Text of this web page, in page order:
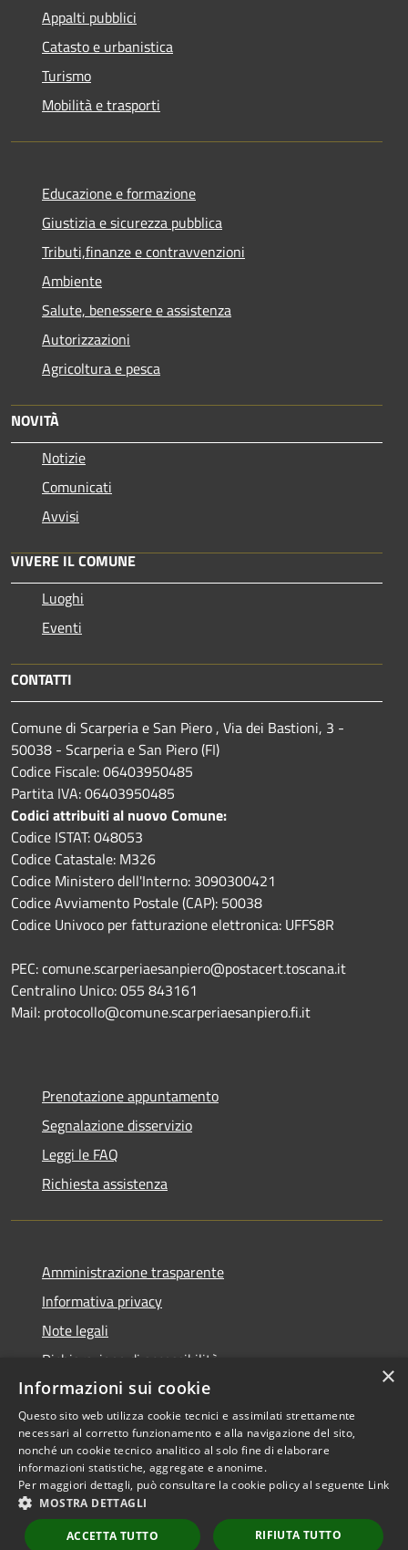
Appalti pubblici
Catasto e urbanistica
Turismo
Mobilità e trasporti
Educazione e formazione
Giustizia e sicurezza pubblica
Tributi,finanze e contravvenzioni
Ambiente
Salute, benessere e assistenza
Autorizzazioni
Agricoltura e pesca
NOVITÀ
Notizie
Comunicati
Avvisi
VIVERE IL COMUNE
Luoghi
Eventi
CONTATTI
Comune di Scarperia e San Piero , Via dei Bastioni, 3 -
50038 - Scarperia e San Piero (FI)
Codice Fiscale: 06403950485
Partita IVA: 06403950485
Codici attribuiti al nuovo Comune:
Codice ISTAT: 048053
Codice Catastale: M326
Codice Ministero dell'Interno: 3090300421
Codice Avviamento Postale (CAP): 50038
Codice Univoco per fatturazione elettronica: UFFS8R
PEC: comune.scarperiaesanpiero@postacert.toscana.it
Centralino Unico: 055 843161
Mail: protocollo@comune.scarperiaesanpiero.fi.it
Prenotazione appuntamento
Segnalazione disservizio
Leggi le FAQ
Richiesta assistenza
Amministrazione trasparente
Informativa privacy
Note legali
Dichiarazione di accessibilità
RSS
Accessibilità
Privacy
Cookie
Mappa del sito
Copyright © 2026 • Comune di
Scarperia e San Piero •
Powered byMunicipium
Accesso redazione
×
Informazioni sui cookie
Questo sito web utilizza cookie tecnici e assimilati strettamente
necessari al corretto funzionamento e alla navigazione del sito,
nonché un cookie tecnico analitico al solo fine di elaborare
informazioni statistiche, aggregate e anonime.
Per maggiori dettagli, può consultare la cookie policy al seguente Link
MOSTRA DETTAGLI
ACCETTA TUTTO RIFIUTA TUTTO